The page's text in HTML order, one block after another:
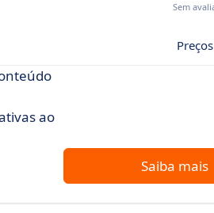
Sem
ao
Saiba mais